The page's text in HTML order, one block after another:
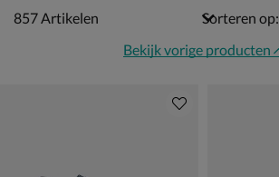
857 artikelen
857Artikelen
Sorteren op:
Bekijk vorige producten